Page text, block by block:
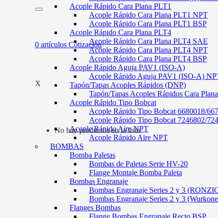
0 artículos Cotización
X
No hay productos en la lista
Acople Rápido Cara Plana PLT1
Acople Rápido Cara Plana PLT1 NPT
Acople Rápido Cara Plana PLT1 BSP
Acople Rápido Cara Plana PLT4
Acople Rápido Cara Plana PLT4 SAE
Acople Rápido Cara Plana PLT4 NPT
Acople Rápido Cara Plana PLT4 BSP
Acople Rápido Aguja PAV1 (ISO-A)
Acople Rápido Aguja PAV1 (ISO-A)
Tapón/Tapas Acoples Rápidos (DNP)
Tapón/Tapas Acoples Rápidos Cara
Acople Rápido Tipo Bobcat
Acople Rápido Tipo Bobcat 6680018/
Acople Rápido Tipo Bobcat 7246802/
Acople Rápido Aire NPT
Acople Rápido Aire NPT
BOMBAS
Bomba Paletas
Bombas de Paletas Serie HV-20
Flange Montaje Bomba Paleta
Bombas Engranaje
Bombas Engranaje Series 2 y 3
Bombas Engranaje Series 2 y 3
Flanges Bombas
Flange Bombas Engranaje Recto BSP